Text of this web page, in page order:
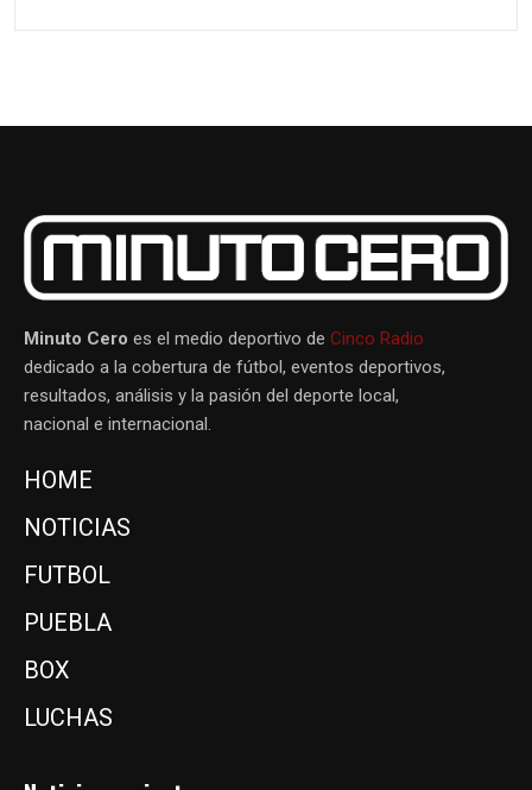
Minuto Cero es el medio deportivo de Cinco Radio
dedicado a la cobertura de fútbol, eventos deportivos,
resultados, análisis y la pasión del deporte local,
nacional e internacional.
HOME
NOTICIAS
FUTBOL
PUEBLA
BOX
LUCHAS